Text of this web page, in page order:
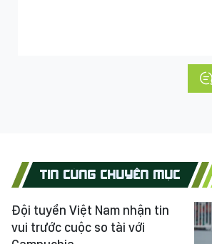
TIN CÙNG CHUYÊN MỤC
Đội tuyển Việt Nam nhận tin
vui trước cuộc so tài với